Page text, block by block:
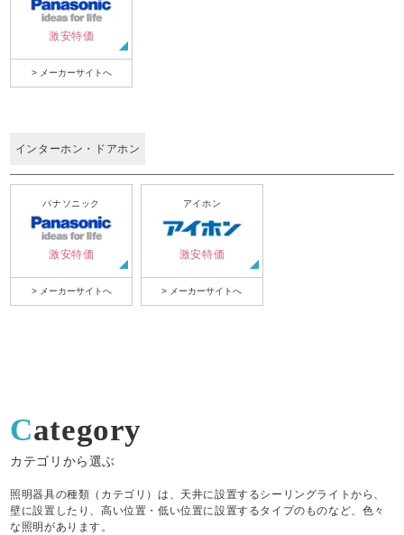
激安特価
> メーカーサイトへ
インターホン・ドアホン
パナソニック
激安特価
> メーカーサイトへ
アイホン
激安特価
> メーカーサイトへ
Category
カテゴリから選ぶ
照明器具の種類（カテゴリ）は、天井に設置するシーリングライトから、
壁に設置したり、高い位置・低い位置に設置するタイプのものなど、色々
な照明があります。